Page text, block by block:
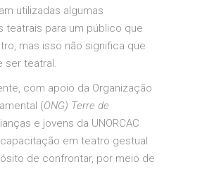
utilizadas algumas
teatrais para um público que
mas isso não significa que
ser teatral.
com apoio da Organização
(ONG) Terre de
e jovens da UNORCAC
em teatro gestual
de confrontar, por meio de